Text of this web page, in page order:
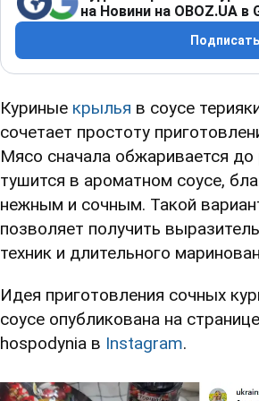
на Новини на OBOZ.UA в
Куриные крылья в соусе
сочетает простоту
Мясо сначала обжаривается до
тушится в ароматном соусе,
нежным и сочным. Такой
позволяет получить
техник и длительного
Идея приготовления сочных
соусе опубликована на
hospodynia в Instagram.